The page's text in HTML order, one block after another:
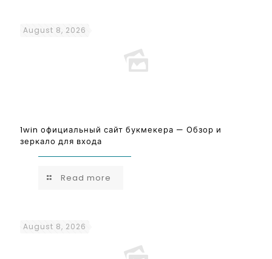
August 8, 2026
1win официальный сайт букмекера — Обзор и
зеркало для входа
Read more
August 8, 2026